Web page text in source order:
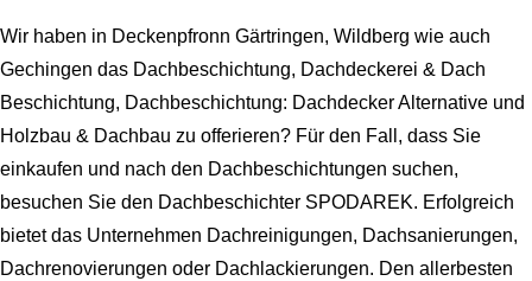
Wir haben in Deckenpfronn Gärtringen, Wildberg wie auch
Gechingen das Dachbeschichtung, Dachdeckerei & Dach
Beschichtung, Dachbeschichtung: Dachdecker Alternative und
Holzbau & Dachbau zu offerieren? Für den Fall, dass Sie
einkaufen und nach den Dachbeschichtungen suchen,
besuchen Sie den Dachbeschichter SPODAREK. Erfolgreich
bietet das Unternehmen Dachreinigungen, Dachsanierungen,
Dachrenovierungen oder Dachlackierungen. Den allerbesten